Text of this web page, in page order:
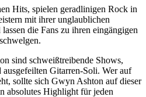
Hits, spielen geradlinigen Rock in
mit ihrer unglaublichen
die Fans zu ihren eingängigen
sind schweißtreibende Shows,
ausgefeilten Gitarren-Soli. Wer auf
sollte sich Gwyn Ashton auf dieser
absolutes Highlight für jeden